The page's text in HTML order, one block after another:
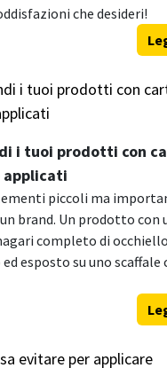
che desideri!
i tuoi prodotti con
piccoli ma
brand. Un prodotto con
completo di
esposto su uno scaffale